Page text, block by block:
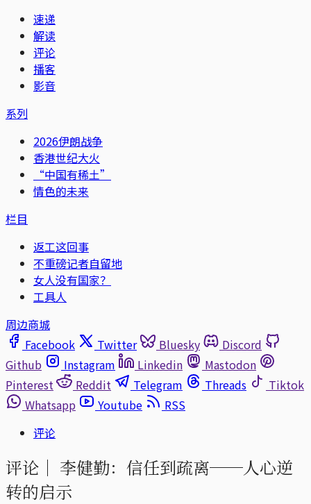
速递
解读
评论
播客
影音
系列
2026伊朗战争
香港世纪大火
“中国有稀土”
情色的未来
栏目
返工这回事
不重磅记者自留地
女人没有国家？
工具人
周边商城
Facebook
Twitter Bluesky
Discord
Github
Instagram Linkedin
Mastodon
Pinterest
Reddit Telegram Threads
Tiktok
Whatsapp
Youtube
RSS
评论
评论｜ 李健勤：信任到疏离──人心逆
转的启示